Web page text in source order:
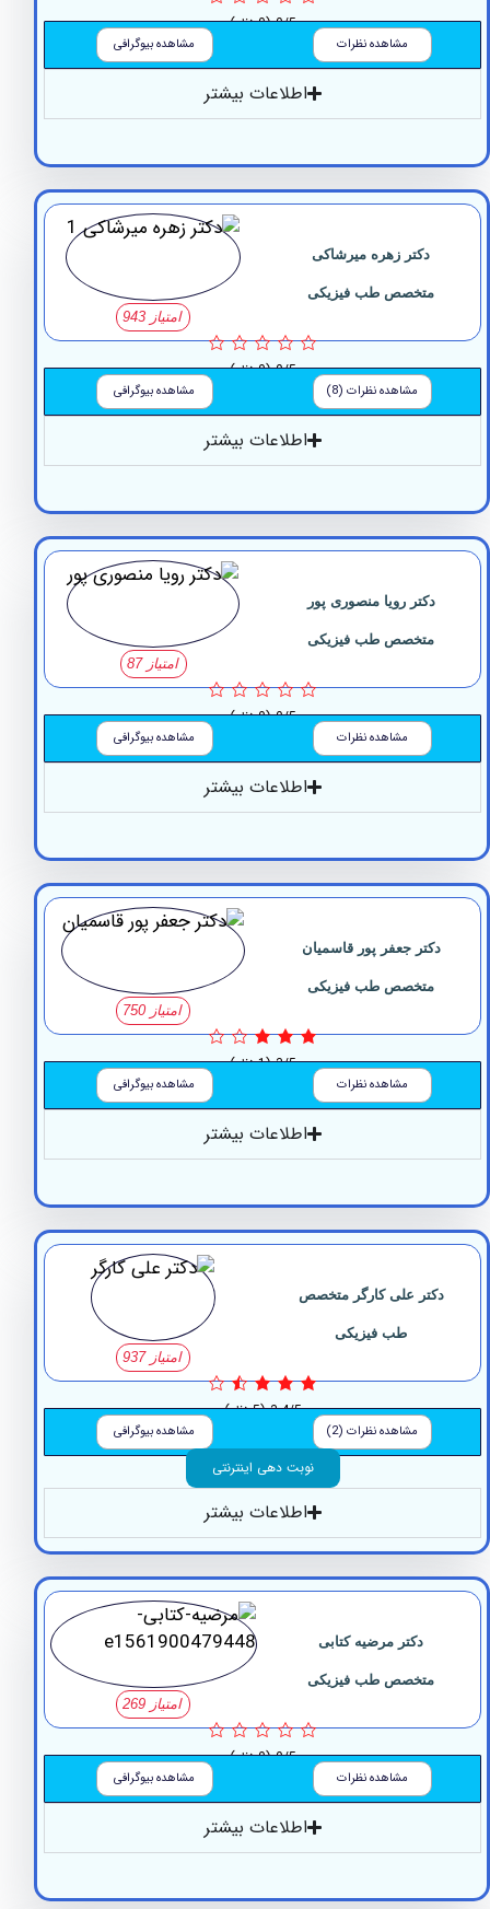
0/5 (0 نظر)
مشاهده نظرات مشاهده بیوگرافی
اطلاعات بیشتر
دکتر زهره میرشاکی
متخصص طب فیزیکی
0/5 (0 نظر)
مشاهده نظرات (8) مشاهده بیوگرافی
اطلاعات بیشتر
دکتر رویا منصوری پور
متخصص طب فیزیکی
0/5 (0 نظر)
مشاهده نظرات مشاهده بیوگرافی
اطلاعات بیشتر
جعفر پور قاسمیان
متخصص طب فیزیکی
3/5 (1 نظر)
مشاهده نظرات مشاهده بیوگرافی
اطلاعات بیشتر
علی کارگر متخصص
طب فیزیکی
3.4/5 (5 نظر)
مشاهده نظرات (2) مشاهده بیوگرافی
نوبت دهی اینترنتی
اطلاعات بیشتر
دکتر مرضیه کتابی
متخصص طب فیزیکی
0/5 (0 نظر)
مشاهده نظرات مشاهده بیوگرافی
اطلاعات بیشتر